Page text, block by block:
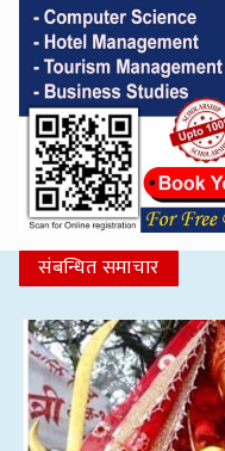
संबन्धित समाचार